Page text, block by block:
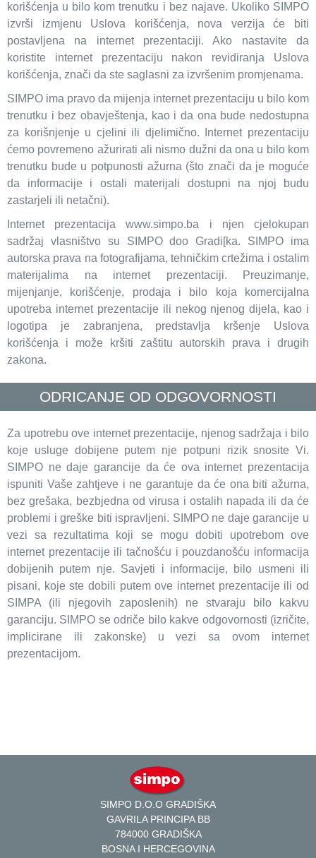
korišćenja u bilo kom trenutku i bez najave. Ukoliko SIMPO
izvrši izmjenu Uslova korišćenja, nova verzija će biti
postavljena na internet prezentaciji. Ako nastavite da
koristite internet prezentaciju nakon revidiranja Uslova
korišćenja, znači da ste saglasni za izvršenim promjenama.
SIMPO ima pravo da mijenja internet prezentaciju u bilo kom
trenutku i bez obavještenja, kao i da ona bude nedostupna
za korišnjenje u cjelini ili djelimično. Internet prezentaciju
ćemo povremeno ažurirati ali nismo dužni da ona u bilo kom
trenutku bude u potpunosti ažurna (što znači da je moguće
da informacije i ostali materijali dostupni na njoj budu
zastarjeli ili netačni).
Internet prezentacija www.simpo.ba i njen cjelokupan
sadržaj vlasništvo su SIMPO doo Gradi[ka. SIMPO ima
autorska prava na fotografijama, tehničkim crtežima i ostalim
materijalima na internet prezentaciji. Preuzimanje,
mijenjanje, korišćenje, prodaja i bilo koja komercijalna
upotreba internet prezentacije ili nekog njenog dijela, kao i
logotipa je zabranjena, predstavlja kršenje Uslova
korišćenja i može kršiti zaštitu autorskih prava i drugih
zakona.
ODRICANJE OD ODGOVORNOSTI
Za upotrebu ove internet prezentacije, njenog sadržaja i bilo
koje usluge dobijene putem nje potpuni rizik snosite Vi.
SIMPO ne daje garancije da će ova internet prezentacija
ispuniti Vaše zahtjeve i ne garantuje da će ona biti ažurna,
bez grešaka, bezbjedna od virusa i ostalih napada ili da će
problemi i greške biti ispravljeni. SIMPO ne daje garancije u
vezi sa rezultatima koji se mogu dobiti upotrebom ove
internet prezentacije ili tačnošću i pouzdanošću informacija
dobijenih putem nje. Savjeti i informacije, bilo usmeni ili
pisani, koje ste dobili putem ove internet prezentacije ili od
SIMPA (ili njegovih zaposlenih) ne stvaraju bilo kakvu
garanciju. SIMPO se odriče bilo kakve odgovornosti (izričite,
implicirane ili zakonske) u vezi sa ovom internet
prezentacijom.
SIMPO D.O.O GRADIŠKA
GAVRILA PRINCIPA BB
784000 GRADIŠKA
BOSNA I HERCEGOVINA